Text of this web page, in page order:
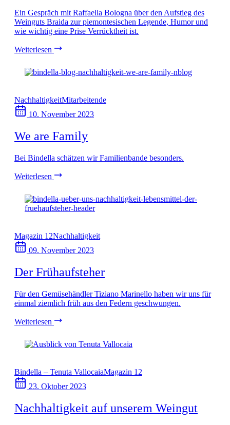
Ein Gespräch mit Raffaella Bologna über den Aufstieg des
Weinguts Braida zur piemontesischen Legende, Humor und
wie wichtig eine Prise Verrücktheit ist.
Weiterlesen
NachhaltigkeitMitarbeitende
10. November 2023
We are Family
Bei Bindella schätzen wir Familienbande besonders.
Weiterlesen
Magazin 12Nachhaltigkeit
09. November 2023
Der Frühaufsteher
Für den Gemüsehändler Tiziano Marinello haben wir uns für
einmal ziemlich früh aus den Federn geschwungen.
Weiterlesen
Bindella – Tenuta VallocaiaMagazin 12
23. Oktober 2023
Nachhaltigkeit auf unserem Weingut